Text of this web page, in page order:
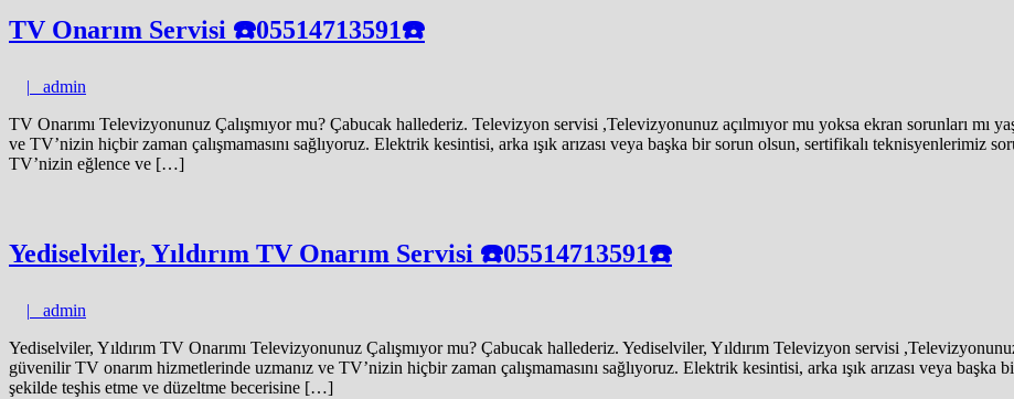
TV Onarım Servisi ☎️05514713591☎️
| admin
TV Onarımı Televizyonunuz Çalışmıyor mu? Çabucak hallederiz. Televizyon servisi ,Televizyonunuz açılmıyor mu yoksa ekran sorunları mı
ve TV’nizin hiçbir zaman çalışmamasını sağlıyoruz. Elektrik kesintisi, arka ışık arızası veya başka bir sorun olsun, sertifikalı teknisyenlerimiz
TV’nizin eğlence ve […]
Yediselviler, Yıldırım TV Onarım Servisi ☎️05514713591☎️
| admin
Yediselviler, Yıldırım TV Onarımı Televizyonunuz Çalışmıyor mu? Çabucak hallederiz. Yediselviler, Yıldırım Televizyon servisi
güvenilir TV onarım hizmetlerinde uzmanız ve TV’nizin hiçbir zaman çalışmamasını sağlıyoruz. Elektrik kesintisi, arka ışık arızası veya
şekilde teşhis etme ve düzeltme becerisine […]